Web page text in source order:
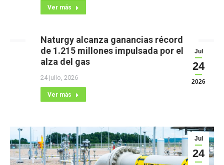
Ver más
Jul
24
2026
Naturgy alcanza ganancias récord
de 1.215 millones impulsada por el
alza del gas
24 julio, 2026
Ver más
Jul
24